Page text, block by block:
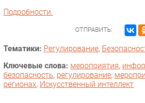
Подробности.
ОТПРАВИТЬ:
Тематики: Регулирование,
Ключевые слова: мероприятия,
безопасность, регулирование,
регионах, Искусственный интеллект